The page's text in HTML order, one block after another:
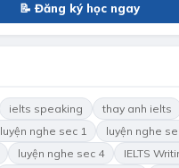
📝 Đăng ký học ngay
ielts speaking
thay anh ielts
luyện nghe sec 1
luyện nghe
luyện nghe sec 4
IELTS